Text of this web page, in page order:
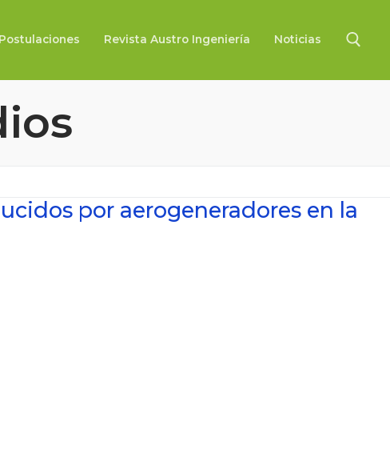
Postulaciones Revista Austro Ingeniería Noticias
por aerogeneradores en la